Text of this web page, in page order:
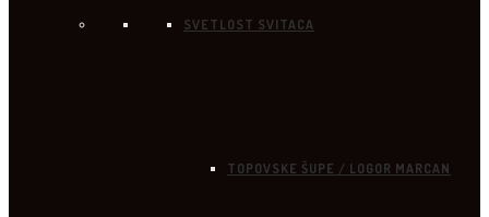
SVETLOST SVITACA
TOPOVSKE ŠUPE / LOGOR MARCAN